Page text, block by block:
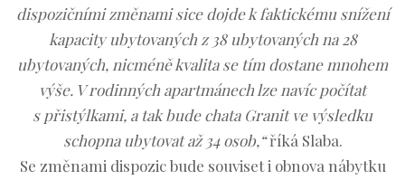
dispozičními změnami sice dojde k faktickému snížení
kapacity ubytovaných z 38 ubytovaných na 28
ubytovaných, nicméně kvalita se tím dostane mnohem
výše. V rodinných apartmánech lze navíc počítat
s přistýlkami, a tak bude chata Granit ve výsledku
schopna ubytovat až 34 osob,“ říká Slaba.
Se změnami dispozic bude souviset i obnova nábytku